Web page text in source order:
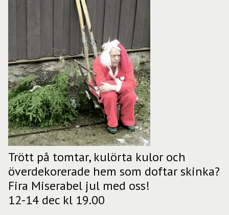
Trött på tomtar, kulörta kulor och
överdekorerade hem som doftar skinka?
Fira Miserabel jul med oss!
12-14 dec kl 19.00